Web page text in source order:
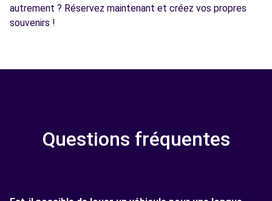
autrement ? Réservez maintenant et créez vos propres
souvenirs !
Questions fréquentes